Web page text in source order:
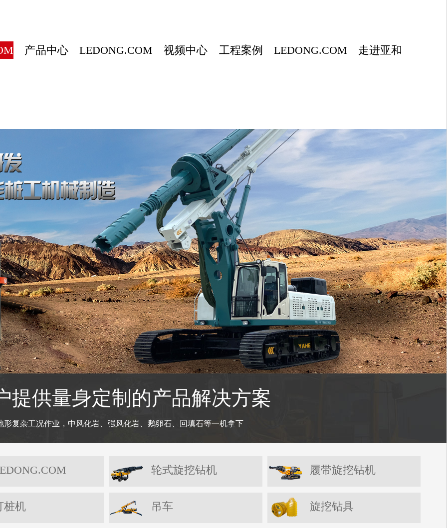
产品中心 LEDONG.COM 视频中心 工程案例 LEDONG.COM 走进亚和
提供量身定制的产品解决方案
形复杂工况作业，中风化岩、强风化岩、鹅卵石、回填石等一机拿下
轮式旋挖钻机 履带旋挖钻机
机 吊车 旋挖钻具